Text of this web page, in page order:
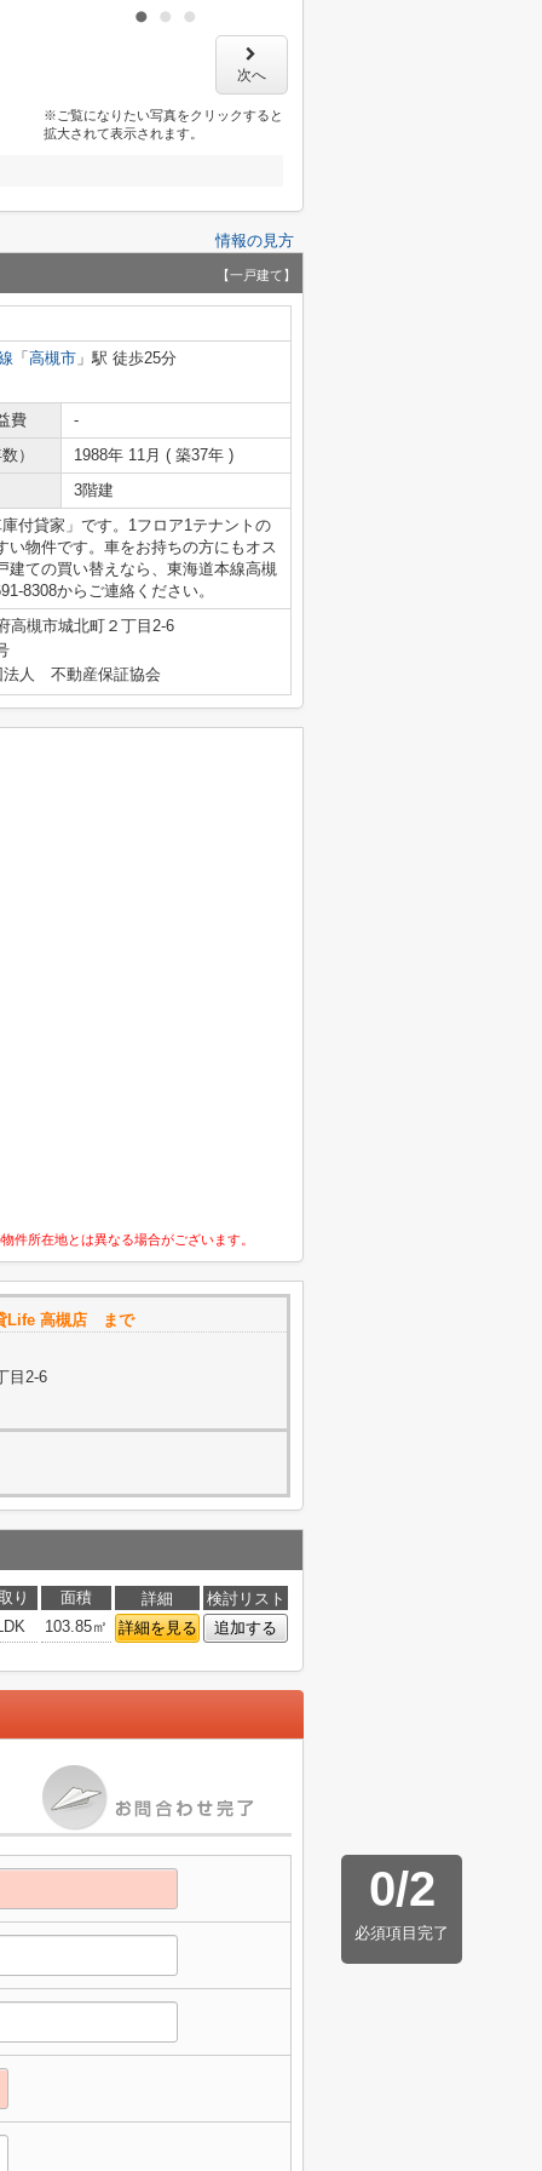
次へ
※ご覧になりたい写真をクリックすると
拡大されて表示されます。
情報の見方
【一戸建て】
「 高槻市 」駅 徒歩25分
費
-
）
1988年 11月 ( 築37年 )
3階建
付貸家」です。1フロア1テナントの
物件です。車をお持ちの方にもオス
建ての買い替えなら、東海道本線高槻
8308からご連絡ください。
高槻市城北町２丁目2-6
法人 不動産保証協会
件所在地とは異なる場合がございます。
Life 高槻店 まで
目2-6
り 面積 詳細
検討リスト
103.85㎡ 詳細を見る 追加する
0/2
必須項目完了